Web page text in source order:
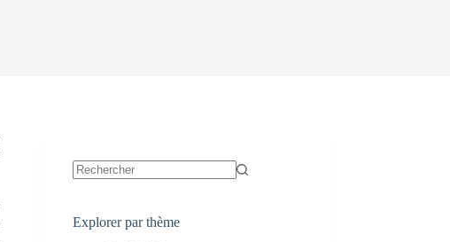
Explorer par thème